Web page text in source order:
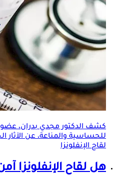
كشف الدكتور مجدي بدران، عضو
للحساسية والمناعة، عن الآثار
لقاح الإنفلونزا
هللقاح الإنفلونزا